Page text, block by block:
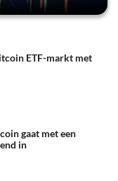
ETF-markt met
gaat met een
in